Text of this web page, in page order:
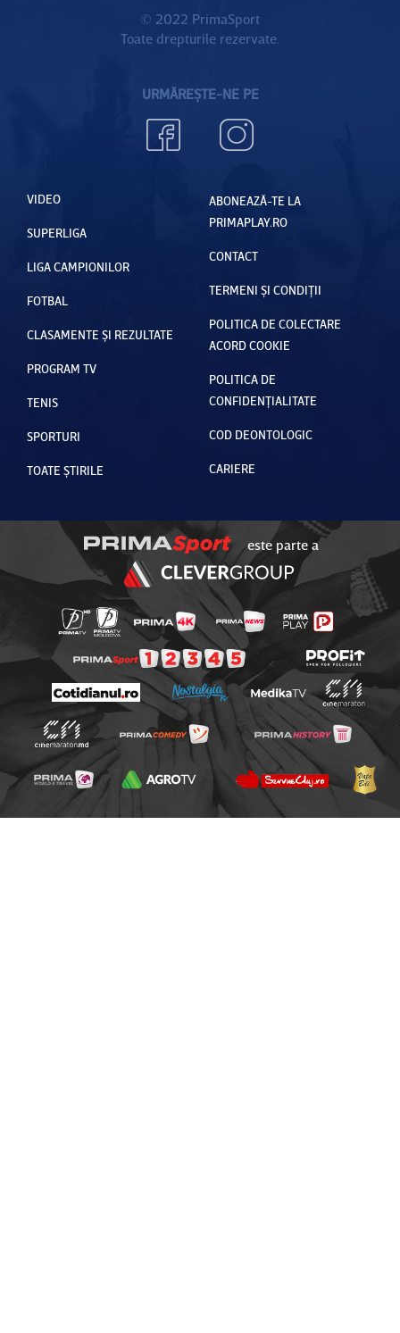
© 2022 PrimaSport
Toate drepturile rezervate.
URMĂREȘTE-NE PE
VIDEO
SUPERLIGA
LIGA CAMPIONILOR
FOTBAL
CLASAMENTE ȘI REZULTATE
PROGRAM TV
TENIS
SPORTURI
TOATE ȘTIRILE
ABONEAZĂ-TE LA
PRIMAPLAY.RO
CONTACT
TERMENI ȘI CONDIȚII
POLITICA DE COLECTARE
ACORD COOKIE
POLITICA DE
CONFIDENȚIALITATE
COD DEONTOLOGIC
CARIERE
este parte a